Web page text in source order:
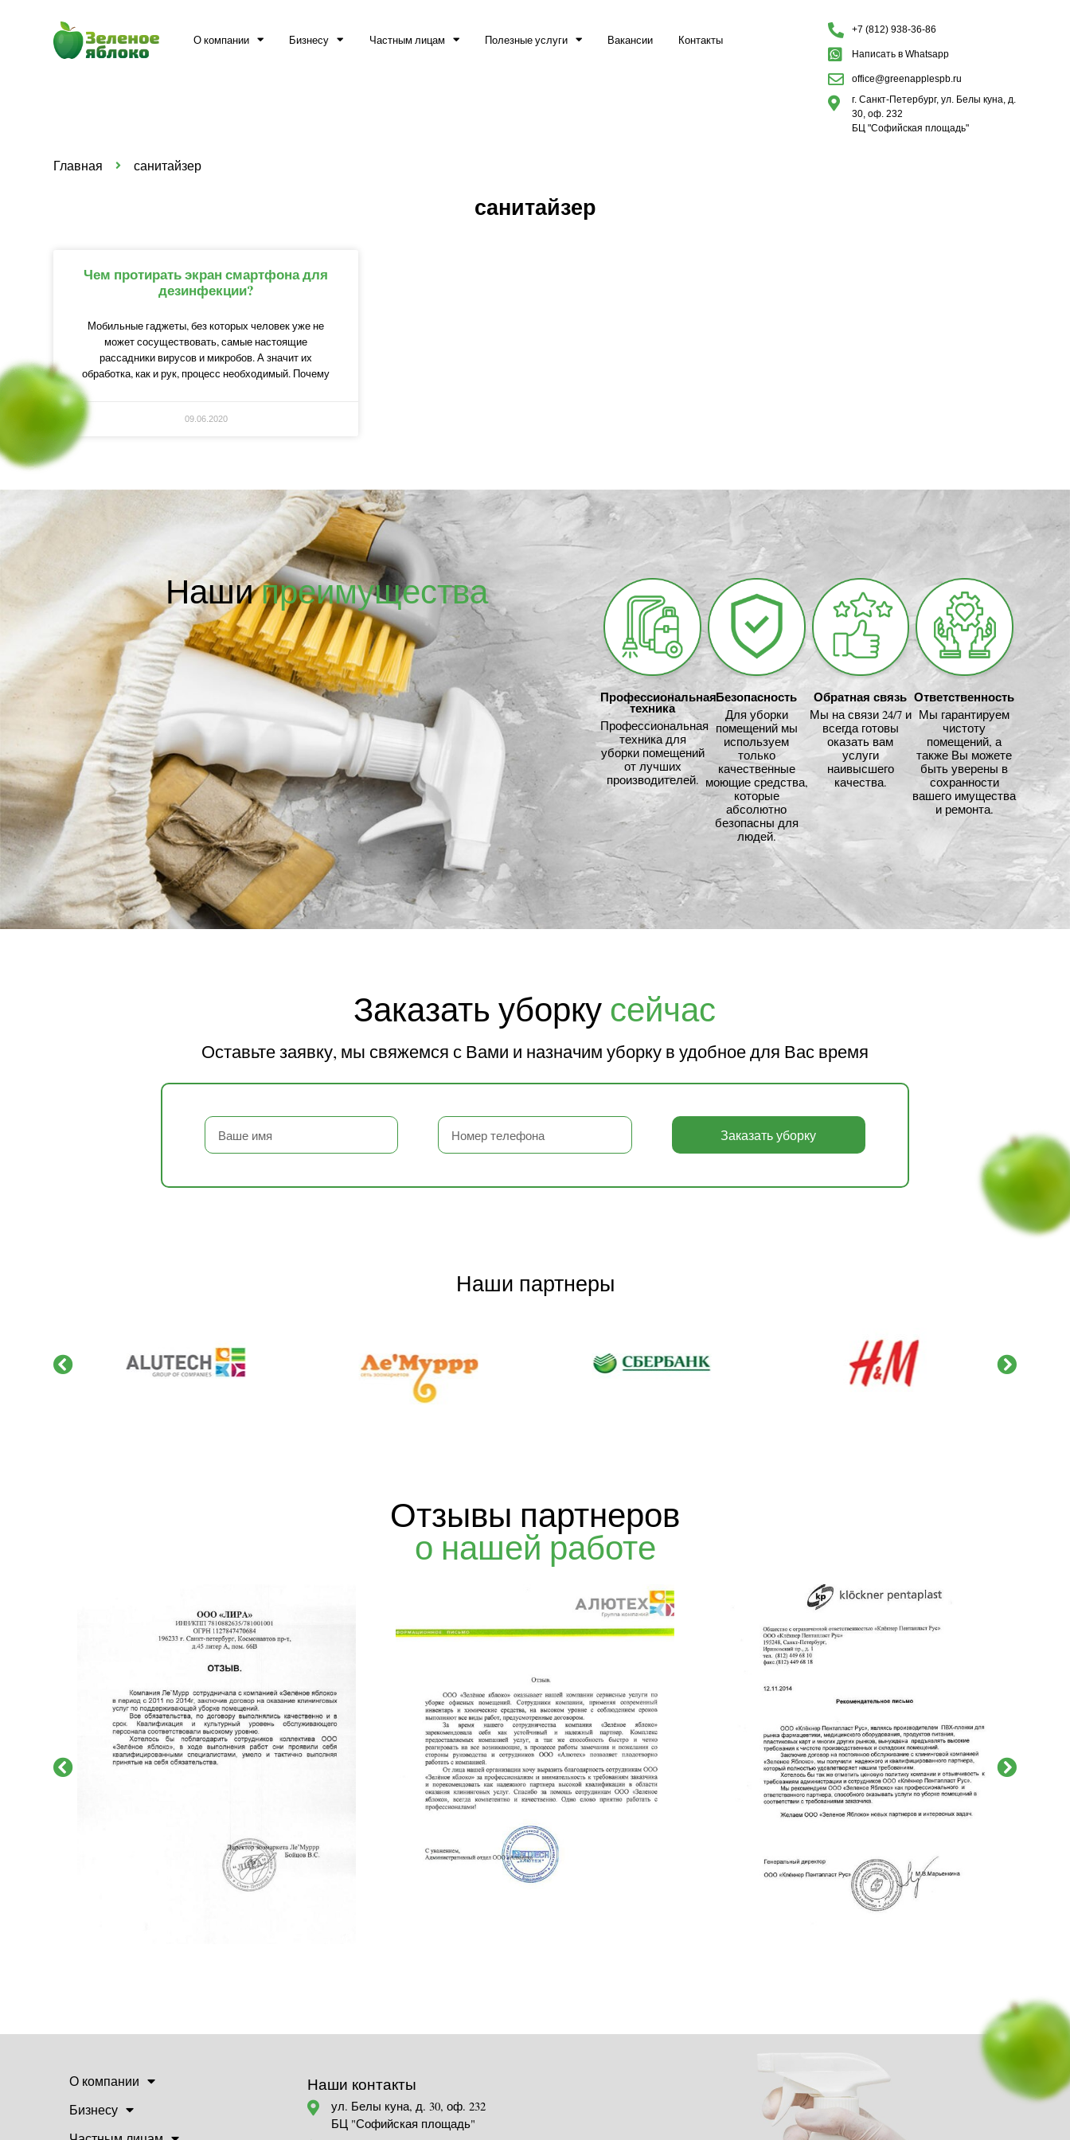
О компании Бизнесу Частным лицам Полезные услуги Вакансии Контакты
+7 (812) 938-36-86
Написать в Whatsapp
office@greenapplespb.ru
г. Санкт-Петербург, ул. Белы куна, д.
30, оф. 232
БЦ "Софийская площадь"
Главная санитайзер
санитайзер
Чем протирать экран смартфона для
дезинфекции?
Мобильные гаджеты, без которых человек уже не
может сосуществовать, самые настоящие
рассадники вирусов и микробов. А значит их
обработка, как и рук, процесс необходимый. Почему
09.06.2020
Нашипреимущества
Профессиональная
техника
Профессиональная
техника для
уборки помещений
от лучших
производителей.
Безопасность
Для уборки
помещений мы
используем
только
качественные
моющие средства,
которые
абсолютно
безопасны для
людей.
Обратная связь
Мы на связи 24/7 и
всегда готовы
оказать вам
услуги
наивысшего
качества.
Ответственность
Мы гарантируем
чистоту
помещений, а
также Вы можете
быть уверены в
сохранности
вашего имущества
и ремонта.
Заказать уборкусейчас
Оставьте заявку, мы свяжемся с Вами и назначим уборку в удобное для Вас время
Заказать уборку
Наши партнеры
Отзывы партнеров
о нашей работе
О компании
Бизнесу
Наши контакты
ул. Белы куна, д. 30, оф. 232
БЦ "Софийская площадь"